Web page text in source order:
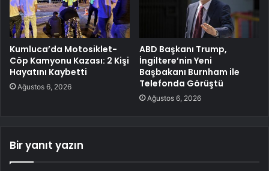
Kumluca’da Motosiklet-
Cöp Kamyonu Kazası: 2 Kişi
Hayatını Kaybetti
Ağustos 6, 2026
ABD Başkanı Trump,
İngiltere’nin Yeni
Başbakanı Burnham ile
Telefonda Görüştü
Ağustos 6, 2026
Bir yanıt yazın